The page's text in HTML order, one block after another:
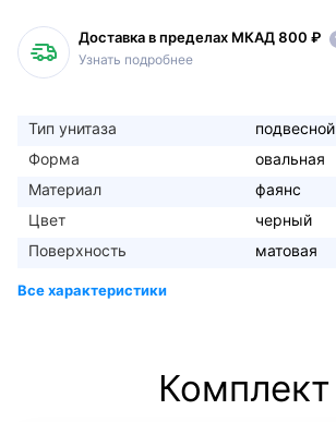
Доставка в пределах МКАД 800 ₽
Узнать подробнее
Тип унитаза
подвесной
Форма
овальная
Материал
фаянс
Цвет
черный
Поверхность
матовая
Комплект